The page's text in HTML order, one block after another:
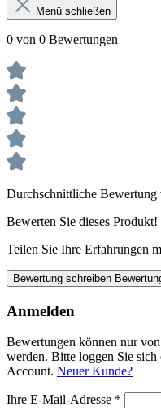
Menü schließen
0 von 0 Bewertungen
Durchschnittliche Bewertung
Bewerten Sie dieses Produkt!
Teilen Sie Ihre Erfahrungen
Bewertung schreiben
Anmelden
Bewertungen können nur
werden. Bitte loggen Sie sich
Account. Neuer Kunde?
Ihre E-Mail-Adresse *